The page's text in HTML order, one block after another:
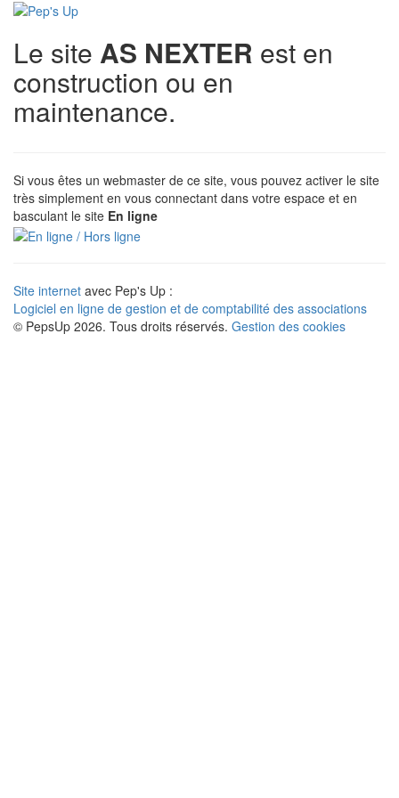
Le site AS NEXTER est en
construction ou en
maintenance.
Si vous êtes un webmaster de ce site, vous pouvez activer le site
très simplement en vous connectant dans votre espace et en
basculant le site En ligne
Site internet avec Pep's Up :
Logiciel en ligne de gestion et de comptabilité des associations
© PepsUp 2026. Tous droits réservés. Gestion des cookies